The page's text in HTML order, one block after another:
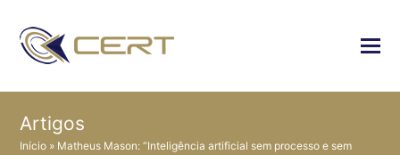
Artigos
Início » Matheus Mason: “Inteligência artificial sem processo e sem